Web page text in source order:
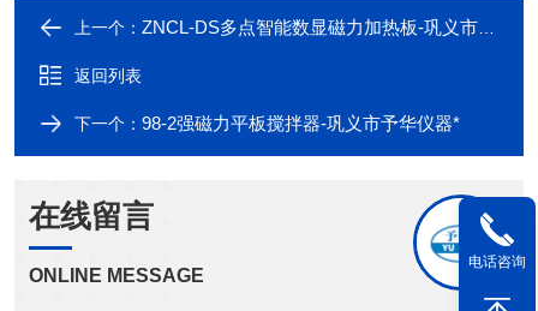
上一个： ZNCL-DS多点智能数显磁力加热板-巩义市予华*
返回列表
下一个： 98-2强磁力平板搅拌器-巩义市予华仪器*
在线留言
ONLINE MESSAGE
电话咨询